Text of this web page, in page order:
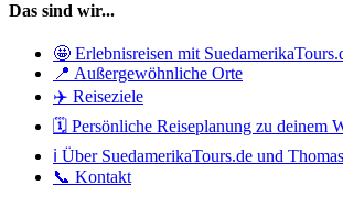
Das sind wir...
🤩 Erlebnisreisen mit
📍 Außergewöhnliche Orte
✈️ Reiseziele
🗓️ Persönliche Reiseplanung zu deinem
ℹ️ Über SuedamerikaTours.de und
📞 Kontakt